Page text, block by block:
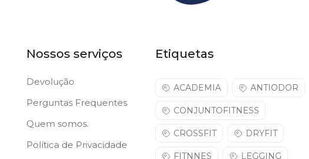
Nossos serviços
Devolução
Perguntas Frequentes
Quem somos.
Política de Privacidade
Etiquetas
ACADEMIA ANTIODOR
CONJUNTOFITNESS
CROSSFIT DRYFIT
FITNNES LEGGING